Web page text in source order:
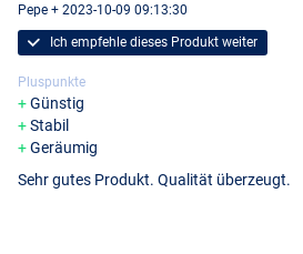
Pepe + 2023-10-09 09:13:30
Ich empfehle dieses Produkt weiter
Pluspunkte
Günstig
Stabil
Geräumig
Sehr gutes Produkt. Qualität überzeugt.